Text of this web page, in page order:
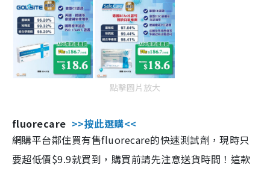
點擊圖片放大
fluorecare >>按此選購<<
網購平台鄰住買有售fluorecare的快速測試劑，現時只
要超低價$9.9就買到，購買前請先注意送貨時間！這款